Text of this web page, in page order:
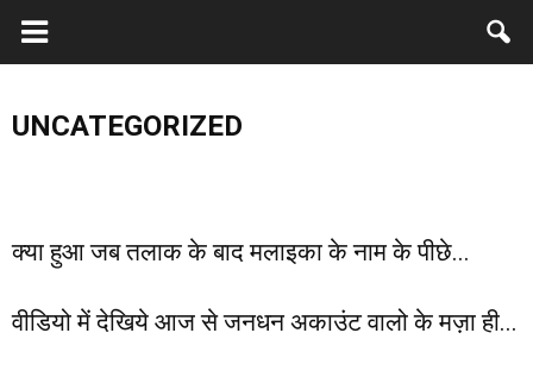
UNCATEGORIZED
होने वाला है यह बड़ा फैसला…
वीडियो : दुनिया में पहली बार कैमरे में कैद हुई व्हेल मछली की
इतनी ऊंची हवा में कलाबाजियां
क्या हुआ जब तलाक के बाद मलाइका के नाम के पीछे...
वीडियो में देखिये आज से जनधन अकाउंट वालो के मज़ा ही...